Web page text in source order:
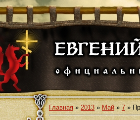
Главная » 2013 » Май » 7 »